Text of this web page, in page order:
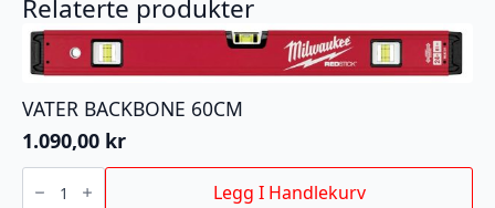
Relaterte produkter
VATER BACKBONE 60CM
1.090,00 kr
VATER
BACKBONE Legg I Handlekurv